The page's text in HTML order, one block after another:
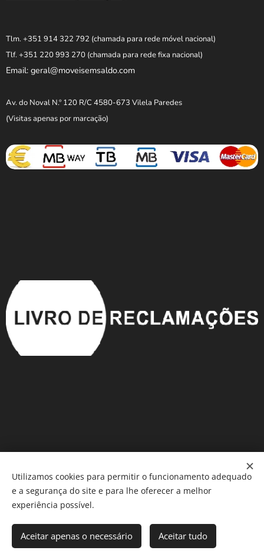
Adicionar ao carrinho
Tlm. +351 914 322 792 (chamada para rede móvel nacional)
Tlf. +351 220 993 270 (chamada para rede fixa nacional)
Email: geral@moveisemsaldo.com
Av. do Noval N.º 120 R/C 4580-673 Vilela Paredes
(Visitas apenas por marcação)
Móveis em Saldo ®️ Cookies
Utilizamos cookies para permitir o funcionamento adequado
e a segurança do site e para lhe oferecer a melhor
experiência possível.
Aceitar apenas o necessário Aceitar tudo